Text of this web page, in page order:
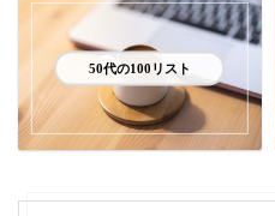
50代の100リスト